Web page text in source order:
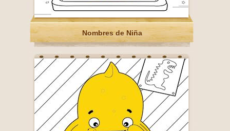
Nombres de Niña